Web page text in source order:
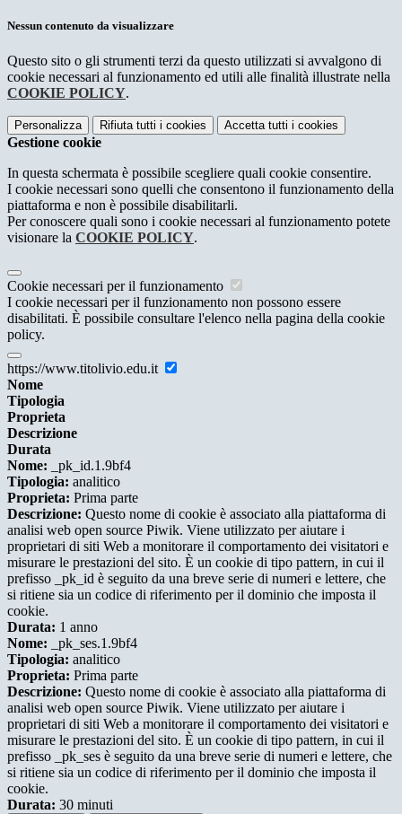
Nessun contenuto da visualizzare
Questo sito o gli strumenti terzi da questo utilizzati si avvalgono di
cookie necessari al funzionamento ed utili alle finalità illustrate nella
COOKIE POLICY.
Personalizza Rifiuta tutti i cookies Accetta tutti i cookies
Gestione cookie
In questa schermata è possibile scegliere quali cookie consentire.
I cookie necessari sono quelli che consentono il funzionamento della
piattaforma e non è possibile disabilitarli.
Per conoscere quali sono i cookie necessari al funzionamento potete
visionare la COOKIE POLICY.
Cookie necessari per il funzionamento
I cookie necessari per il funzionamento non possono essere
disabilitati. È possibile consultare l'elenco nella pagina della cookie
policy.
https://www.titolivio.edu.it
Nome
Tipologia
Proprieta
Descrizione
Durata
Nome: _pk_id.1.9bf4
Tipologia: analitico
Proprieta: Prima parte
Descrizione: Questo nome di cookie è associato alla piattaforma di
analisi web open source Piwik. Viene utilizzato per aiutare i
proprietari di siti Web a monitorare il comportamento dei visitatori e
misurare le prestazioni del sito. È un cookie di tipo pattern, in cui il
prefisso _pk_id è seguito da una breve serie di numeri e lettere, che
si ritiene sia un codice di riferimento per il dominio che imposta il
cookie.
Durata: 1 anno
Nome: _pk_ses.1.9bf4
Tipologia: analitico
Proprieta: Prima parte
Descrizione: Questo nome di cookie è associato alla piattaforma di
analisi web open source Piwik. Viene utilizzato per aiutare i
proprietari di siti Web a monitorare il comportamento dei visitatori e
misurare le prestazioni del sito. È un cookie di tipo pattern, in cui il
prefisso _pk_ses è seguito da una breve serie di numeri e lettere, che
si ritiene sia un codice di riferimento per il dominio che imposta il
cookie.
Durata: 30 minuti